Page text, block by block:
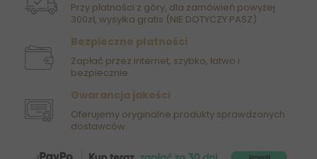
Przy płatności z góry, dla zamówień powyżej
300zł, wysyłka gratis (NIE DOTYCZY PASZ)
Bezpieczne płatności
Zapłać przez internet, szybko, łatwo i
bezpiecznie
Gwarancja jakości
Oferujemy oryginalne produkty sprawdzonych
dostawców.